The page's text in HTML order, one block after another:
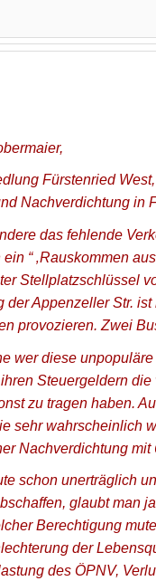
Fürstenried
Nachverdichtung in
das fehlende
“ ‚Rauskommen
Stellplatzschlüssel
der Appenzeller Str.
provozieren. Zwei
wer diese
Steuergeldern
zu tragen haben.
sehr wahrscheinlich
Nachverdichtung
schon unerträglich
glaubt man
Berechtigung
der
des ÖPNV,